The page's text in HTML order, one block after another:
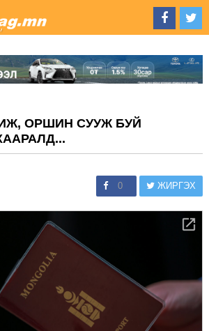
ОРШИН СУУЖ БУЙ
0 ЖИРГЭХ